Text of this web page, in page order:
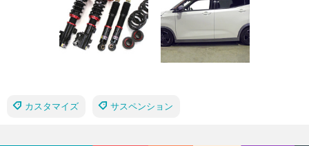
カスタマイズ サスペンション